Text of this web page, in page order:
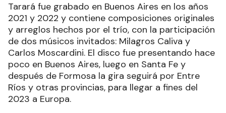
Tarará fue grabado en Buenos Aires en los años
2021 y 2022 y contiene composiciones originales
y arreglos hechos por el trío, con la participación
de dos músicos invitados: Milagros Caliva y
Carlos Moscardini. El disco fue presentando hace
poco en Buenos Aires, luego en Santa Fe y
después de Formosa la gira seguirá por Entre
Ríos y otras provincias, para llegar a fines del
2023 a Europa.